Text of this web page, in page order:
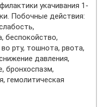
укачивания 1-
Побочные действия:
беспокойство,
рту, тошнота, рвота,
давления,
бронхоспазм,
гемолитическая